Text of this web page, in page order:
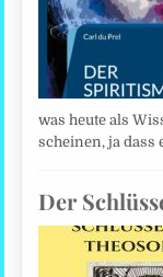
was heute als
scheinen, ja dass
Der